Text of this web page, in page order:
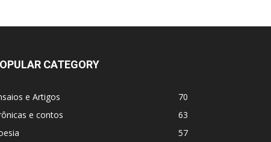
CATEGORY
e Artigos
70
e contos
63
57